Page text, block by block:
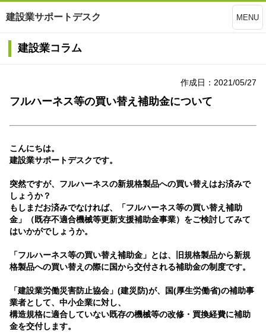
建設業サポートデスク MENU
建設業コラム
作成日：2021/05/27
フルハーネス等の買い替え補助金について
こんにちは。
建設業サポートデスクです。
突然ですが、フルハーネスの新規格製品への買い替えはお済みで
しょうか？
もしまだお済みでなければ、「フルハーネス等の買い替え補助
金」（既存不適合機械等更新支援補助金事業）をご検討してみて
はいかがでしょうか。
「フルハーネス等の買い替え補助金」とは、旧規格製品から新規
格製品への買い替えの際に国から交付される補助金の制度です。
「建設業労働災害防止協会」(建災防)が、国(厚生労働省)の補助事
業者として、中小企業に対し、
構造規格に適合していない既存の機械等の改修・買換経費に補助
金を交付します。